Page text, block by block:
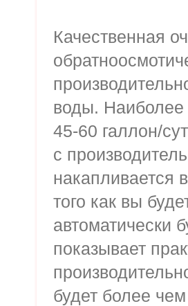
Качественная
воды. Наиболее
45-60 галлон/
с
накапливается
того как вы
автоматически
показывает
будет более